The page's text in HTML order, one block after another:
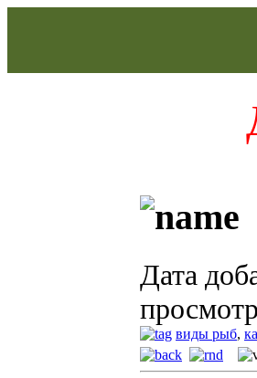
Дата
виды рыб,